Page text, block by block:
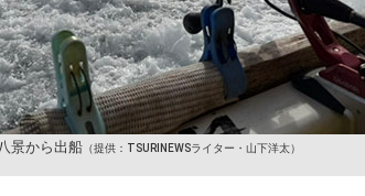
景から出船 （提供：TSURINEWSライター・山下洋太）